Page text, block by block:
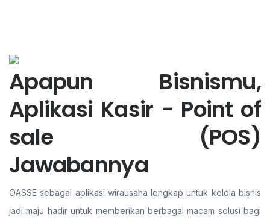
Apapun Bisnismu,
Aplikasi Kasir - Point of
sale (POS)
Jawabannya
OASSE sebagai aplikasi wirausaha lengkap untuk kelola bisnis
jadi maju hadir untuk memberikan berbagai macam solusi bagi